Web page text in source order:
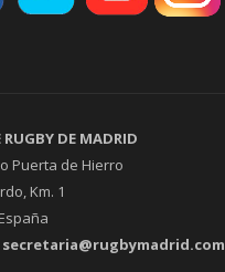
RUGBY DE MADRID
Puerta de Hierro
Km. 1
secretaria@rugbymadrid.com